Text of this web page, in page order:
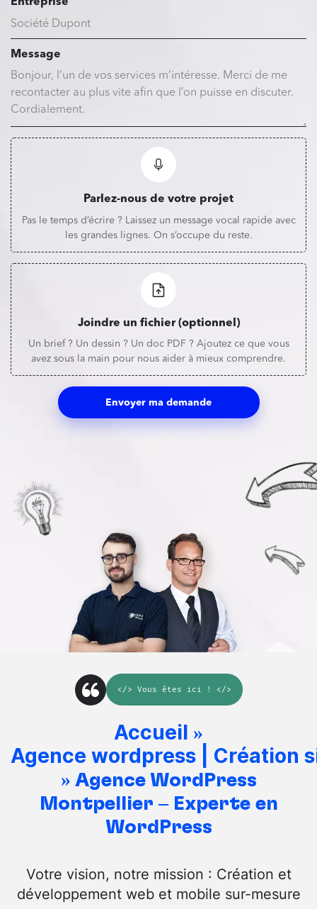
Message
Parlez-nous de votre projet
Pas le temps d’écrire ? Laissez un message vocal rapide avec
les grandes lignes. On s’occupe du reste.
Joindre un fichier (optionnel)
Un brief ? Un dessin ? Un doc PDF ? Ajoutez ce que vous
avez sous la main pour nous aider à mieux comprendre.
Envoyer ma demande
</> Vous êtes ici ! </>
Accueil »
Agence wordpress | Création
» Agence WordPress
Montpellier – Experte en
WordPress
Votre vision, notre mission : Création et
développement web et mobile sur-mesure